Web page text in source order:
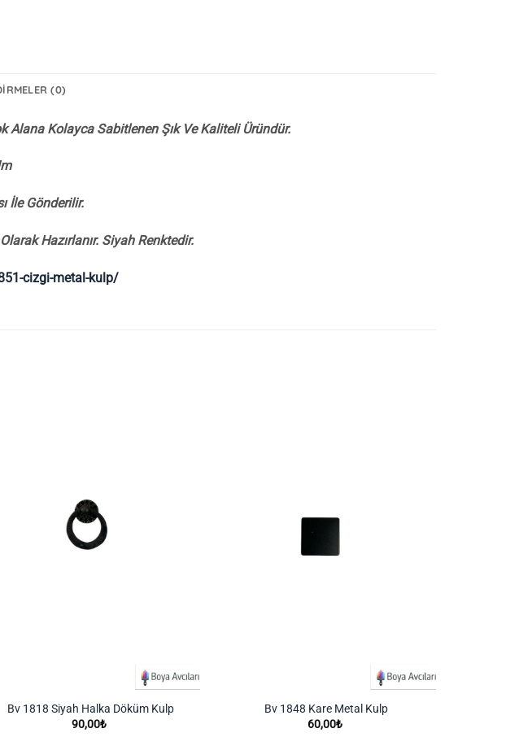
(0)
Alana Kolayca Sabitlenen Şık Ve Kaliteli Üründür.
İle Gönderilir.
Hazırlanır. Siyah Renktedir.
cizgi-metal-kulp/
Bv 1818 Siyah Halka Döküm Kulp
90,00₺
Bv 1848 Kare Metal Kulp
60,00₺